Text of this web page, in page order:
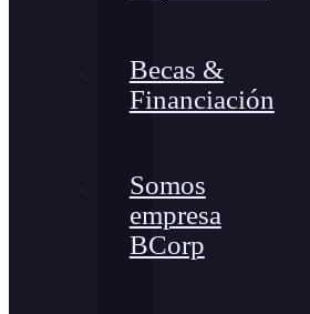
Becas &
Financiación
Somos
empresa
BCorp